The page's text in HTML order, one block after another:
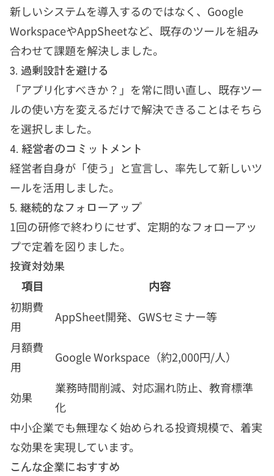
新しいシステムを導入するのではなく、Google
WorkspaceやAppSheetなど、既存のツールを組み
合わせて課題を解決しました。
3. 過剰設計を避ける
「アプリ化すべきか？」を常に問い直し、既存ツー
ルの使い方を変えるだけで解決できることはそちら
を選択しました。
4. 経営者のコミットメント
経営者自身が「使う」と宣言し、率先して新しいツ
ールを活用しました。
5. 継続的なフォローアップ
1回の研修で終わりにせず、定期的なフォローアッ
プで定着を図りました。
投資対効果
項目
内容
初期費
用
AppSheet開発、GWSセミナー等
月額費
用
Google Workspace（約2,000円/人）
効果
業務時間削減、対応漏れ防止、教育標準
化
中小企業でも無理なく始められる投資規模で、着実
な効果を実現しています。
こんな企業におすすめ